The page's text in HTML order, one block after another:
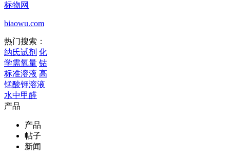
标物网
biaowu.com
热门搜索：
纳氏试剂 化
学需氧量 钴
标准溶液 高
锰酸钾溶液
水中甲醛
产品
产品
帖子
新闻